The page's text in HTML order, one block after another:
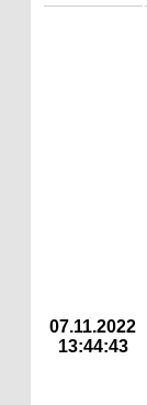
07.11.2022
13:44:43